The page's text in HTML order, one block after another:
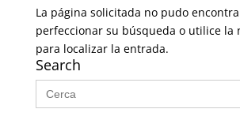
La página solicitada no pudo
perfeccionar su búsqueda o utilice la
para localizar la entrada.
Search
Buscar: